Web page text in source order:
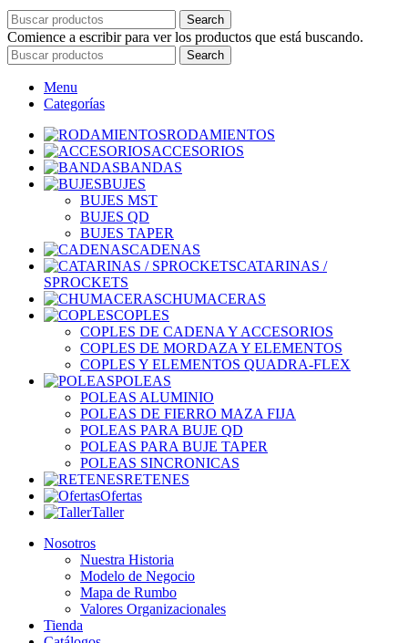
Search
Comience a escribir para ver los productos que está buscando.
Search
Menu
Categorías
RODAMIENTOS
ACCESORIOS
BANDAS
BUJES
BUJES MST
BUJES QD
BUJES TAPER
CADENAS
CATARINAS /
SPROCKETS
CHUMACERAS
COPLES
COPLES DE CADENA Y ACCESORIOS
COPLES DE MORDAZA Y ELEMENTOS
COPLES Y ELEMENTOS QUADRA-FLEX
POLEAS
POLEAS ALUMINIO
POLEAS DE FIERRO MAZA FIJA
POLEAS PARA BUJE QD
POLEAS PARA BUJE TAPER
POLEAS SINCRONICAS
RETENES
Ofertas
Taller
Nosotros
Nuestra Historia
Modelo de Negocio
Mapa de Rumbo
Valores Organizacionales
Tienda